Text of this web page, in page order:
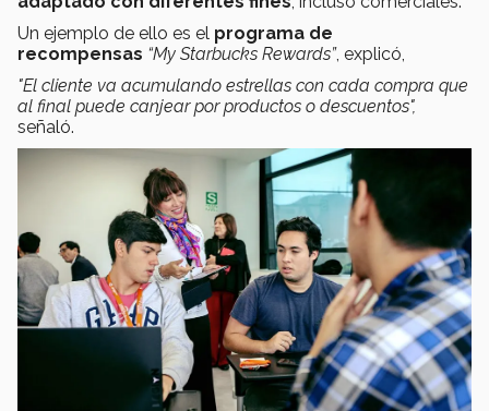
Un ejemplo de ello es el programa de
recompensas “My Starbucks Rewards”, explicó,
"El cliente va acumulando estrellas con cada compra que
al final puede canjear por productos o descuentos",
señaló.